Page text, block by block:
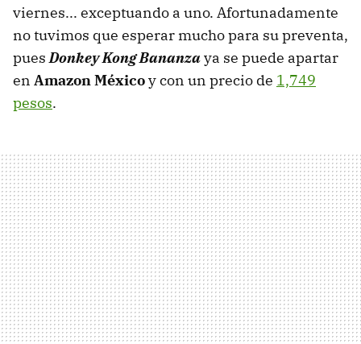
viernes... exceptuando a uno. Afortunadamente
no tuvimos que esperar mucho para su preventa,
puesDonkey Kong Bananzaya se puede apartar
en Amazon Méxicoy con un precio de 1,749
pesos.